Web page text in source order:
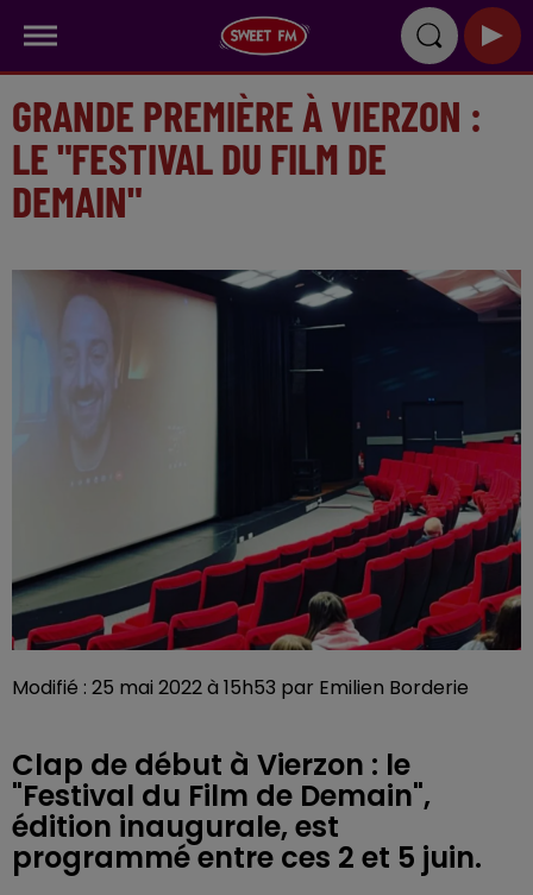
GRANDE PREMIÈRE À VIERZON :
LE "FESTIVAL DU FILM DE
DEMAIN"
Modifié : 25 mai 2022 à 15h53 par Emilien Borderie
Clap de début à Vierzon : le
"Festival du Film de Demain",
édition inaugurale, est
programmé entre ces 2 et 5 juin.